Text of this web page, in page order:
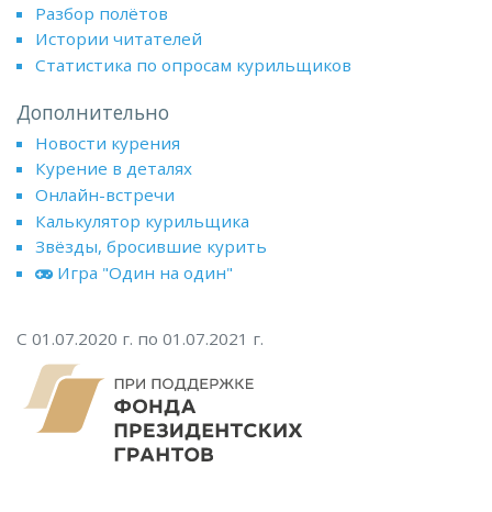
Разбор полётов
Истории читателей
Статистика по опросам курильщиков
Дополнительно
Новости курения
Курение в деталях
Онлайн-встречи
Калькулятор курильщика
Звёзды, бросившие курить
Игра "Один на один"
С 01.07.2020 г. по 01.07.2021 г.